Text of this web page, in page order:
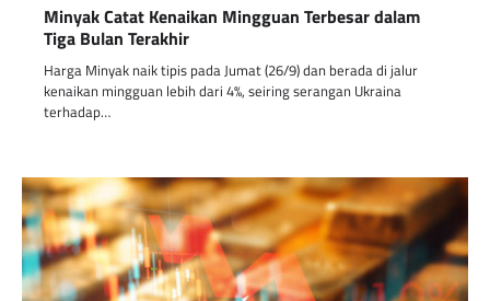
Minyak Catat Kenaikan Mingguan Terbesar dalam
Tiga Bulan Terakhir
Harga Minyak naik tipis pada Jumat (26/9) dan berada di jalur
kenaikan mingguan lebih dari 4%, seiring serangan Ukraina
terhadap…